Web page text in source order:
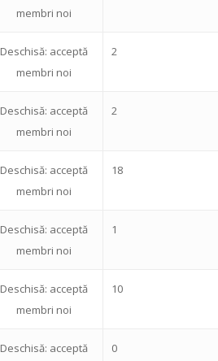
membri noi
Deschisă: acceptă
membri noi
2
Deschisă: acceptă
membri noi
2
Deschisă: acceptă
membri noi
18
Deschisă: acceptă
membri noi
1
Deschisă: acceptă
membri noi
10
Deschisă: acceptă 0